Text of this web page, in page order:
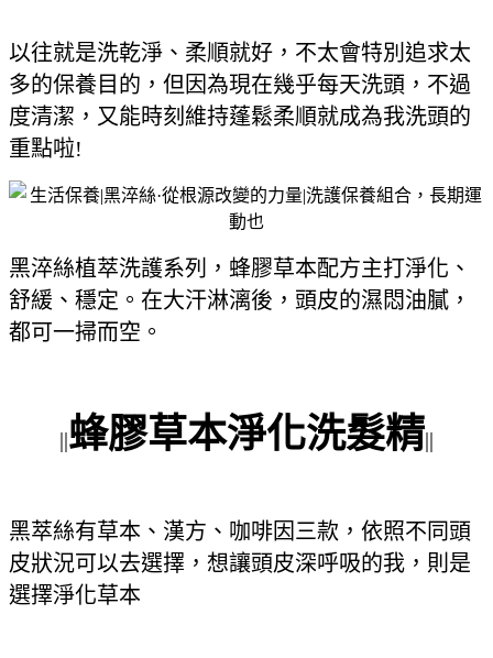
以往就是洗乾淨、柔順就好，不太會特別追求太
多的保養目的，但因為現在幾乎每天洗頭，不過
度清潔，又能時刻維持蓬鬆柔順就成為我洗頭的
重點啦!
黑淬絲植萃洗護系列，蜂膠草本配方主打淨化、
舒緩、穩定。在大汗淋漓後，頭皮的濕悶油膩，
都可一掃而空。
||蜂膠草本淨化洗髮精||
黑萃絲有草本、漢方、咖啡因三款，依照不同頭
皮狀況可以去選擇，想讓頭皮深呼吸的我，則是
選擇淨化草本